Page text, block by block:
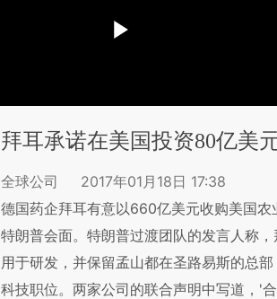
拜耳承诺在美国投资80亿美
全球公司
2017年01月18日 17:38
德国药企拜耳有意以660亿美元收购美国
特朗普会面。特朗普过渡团队的发言人称
用于研发，并保留孟山都在圣路易斯的总
科技职位。两家公司的联合声明中写道，'